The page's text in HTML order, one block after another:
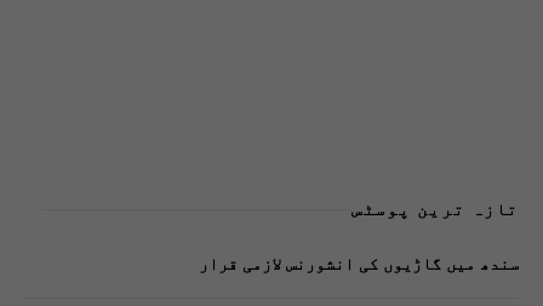
تازہ ترین پوسٹس
سندھ میں گاڑیوں کی انشورنس لازمی قرار